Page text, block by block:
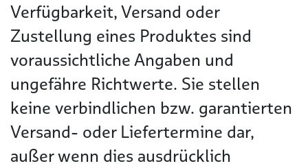
Verfügbarkeit, Versand oder
Zustellung eines Produktes sind
voraussichtliche Angaben und
ungefähre Richtwerte. Sie stellen
keine verbindlichen bzw. garantierten
Versand- oder Liefertermine dar,
außer wenn dies ausdrücklich